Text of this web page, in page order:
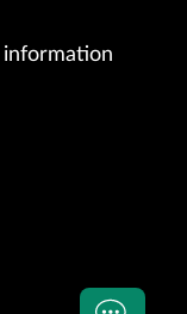
information